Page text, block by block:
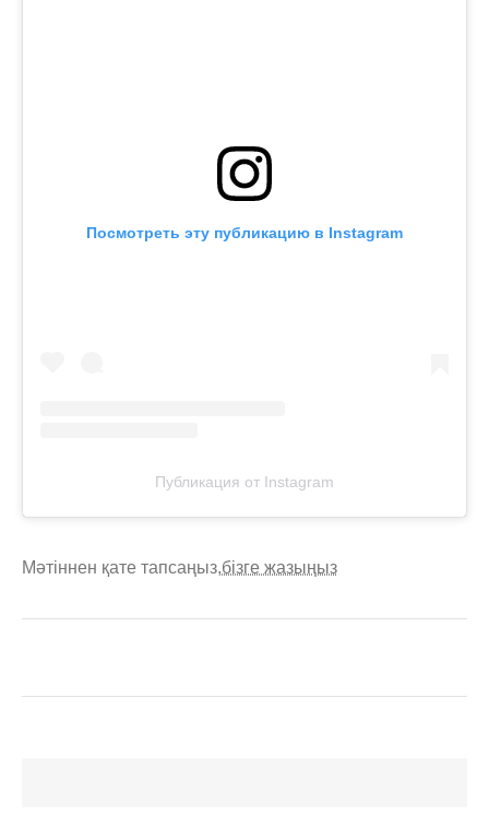
Посмотреть эту публикацию в Instagram
Публикация от Instagram
Мәтіннен қате тапсаңыз,бізге жазыңыз